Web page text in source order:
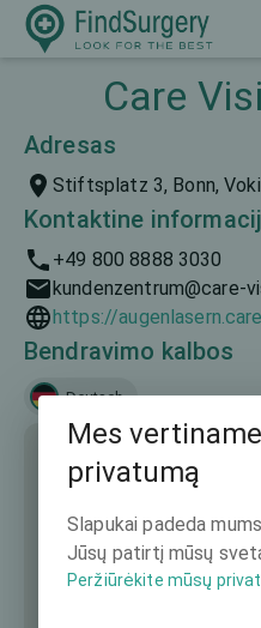
Care
Adresas
Stiftsplatz 3, Bonn,
Kontaktine
+49 800 8888 3030
kundenzentrum@care-
https://
Bendravimo kalbos
Deutsch
Mes
privatumą
Slapukai padeda
Jūsų patirtį mūsų
Peržiūrėkite mūsų